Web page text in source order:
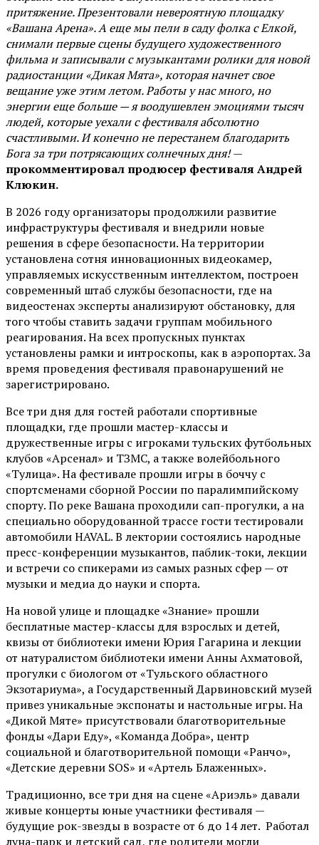
притяжение. Презентовали невероятную площадку
«Вашана Арена». А еще мы пели в саду фолка с Елкой,
снимали первые сцены будущего художественного
фильма и записывали с музыкантами ролики для новой
радиостанции «Дикая Мята», которая начнет свое
вещание уже этим летом. Работы у нас много, но
энергии еще больше — я воодушевлен эмоциями тысяч
людей, которые уехали с фестиваля абсолютно
счастливыми. И конечно не перестанем благодарить
Бога за три потрясающих солнечных дня!—
прокомментировал продюсер фестиваля Андрей
Клюкин.
В 2026 году организаторы продолжили развитие
инфраструктуры фестиваля и внедрили новые
решения в сфере безопасности. На территории
установлена сотня инновационных видеокамер,
управляемых искусственным интеллектом, построен
современный штаб службы безопасности, где на
видеостенах эксперты анализируют обстановку, для
того чтобы ставить задачи группам мобильного
реагирования. На всех пропускных пунктах
установлены рамки и интроскопы, как в аэропортах. За
время проведения фестиваля правонарушений не
зарегистрировано.
Все три дня для гостей работали спортивные
площадки, где прошли мастер-классы и
дружественные игры с игроками тульских футбольных
клубов «Арсенал» и ТЗМС, а также волейбольного
«Тулица». На фестивале прошли игры в боччу с
спортсменами сборной России по паралимпийскому
спорту. По реке Вашана проходили сап-прогулки, а на
специально оборудованной трассе гости тестировали
автомобили HAVAL. В лектории состоялись народные
пресс-конференции музыкантов, паблик-токи, лекции
и встречи со спикерами из самых разных сфер — от
музыки и медиа до науки и спорта.
На новой улице и площадке «Знание» прошли
бесплатные мастер-классы для взрослых и детей,
квизы от библиотеки имени Юрия Гагарина и лекции
от натуралистом библиотеки имени Анны Ахматовой,
прогулки с биологом от «Тульского областного
Экзотариума», а Государственный Дарвиновский музей
привез уникальные экспонаты и настольные игры. На
«Дикой Мяте» присутствовали благотворительные
фонды «Дари Еду», «Команда Добра», центр
социальной и благотворительной помощи «Ранчо»,
«Детские деревни SOS» и «Артель Блаженных».
Традиционно, все три дня на сцене«Ариэль» давали
живые концерты юные участники фестиваля —
будущие рок-звезды в возрасте от 6 до 14 лет. Работал
луна-парк и детский сад, где родители могли